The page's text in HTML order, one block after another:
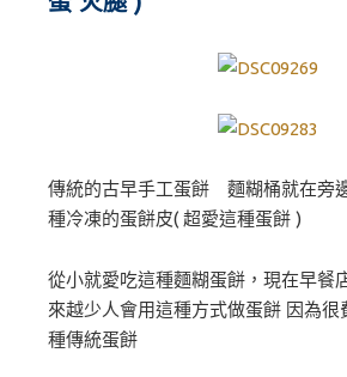
傳統的古早手工蛋餅 麵糊桶就在旁
種冷凍的蛋餅皮( 超愛這種蛋餅 )
從小就愛吃這種麵糊蛋餅，現在早餐
來越少人會用這種方式做蛋餅 因為很
種傳統蛋餅